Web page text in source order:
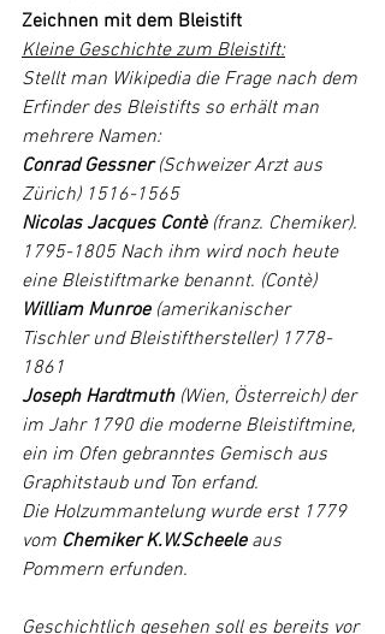
Zeichnen mit dem Bleistift
Kleine Geschichte zum Bleistift:
Stellt man Wikipedia die Frage nach dem
Erfinder des Bleistifts so erhält man
mehrere Namen:
Conrad Gessner (Schweizer Arzt aus
Zürich) 1516-1565
Nicolas Jacques Contè (franz. Chemiker).
1795-1805 Nach ihm wird noch heute
eine Bleistiftmarke benannt. (Contè)
William Munroe (amerikanischer
Tischler und Bleistifthersteller) 1778-
1861
Joseph Hardtmuth (Wien, Österreich) der
im Jahr 1790 die moderne Bleistiftmine,
ein im Ofen gebranntes Gemisch aus
Graphitstaub und Ton erfand.
Die Holzummantelung wurde erst 1779
vom Chemiker K.W.Scheele aus
Pommern erfunden.
Geschichtlich gesehen soll es bereits vor